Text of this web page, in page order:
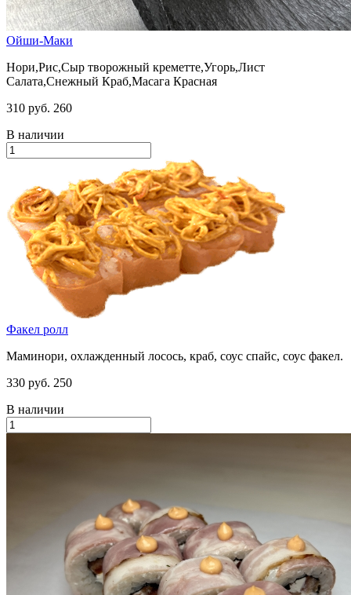
Ойши-Маки
Нори,Рис,Сыр творожный креметте,Угорь,Лист
Салата,Снежный Краб,Масага Красная
310 руб. 260
В наличии
Факел ролл
Маминори, охлажденный лосось, краб, соус спайс, соус факел.
330 руб. 250
В наличии